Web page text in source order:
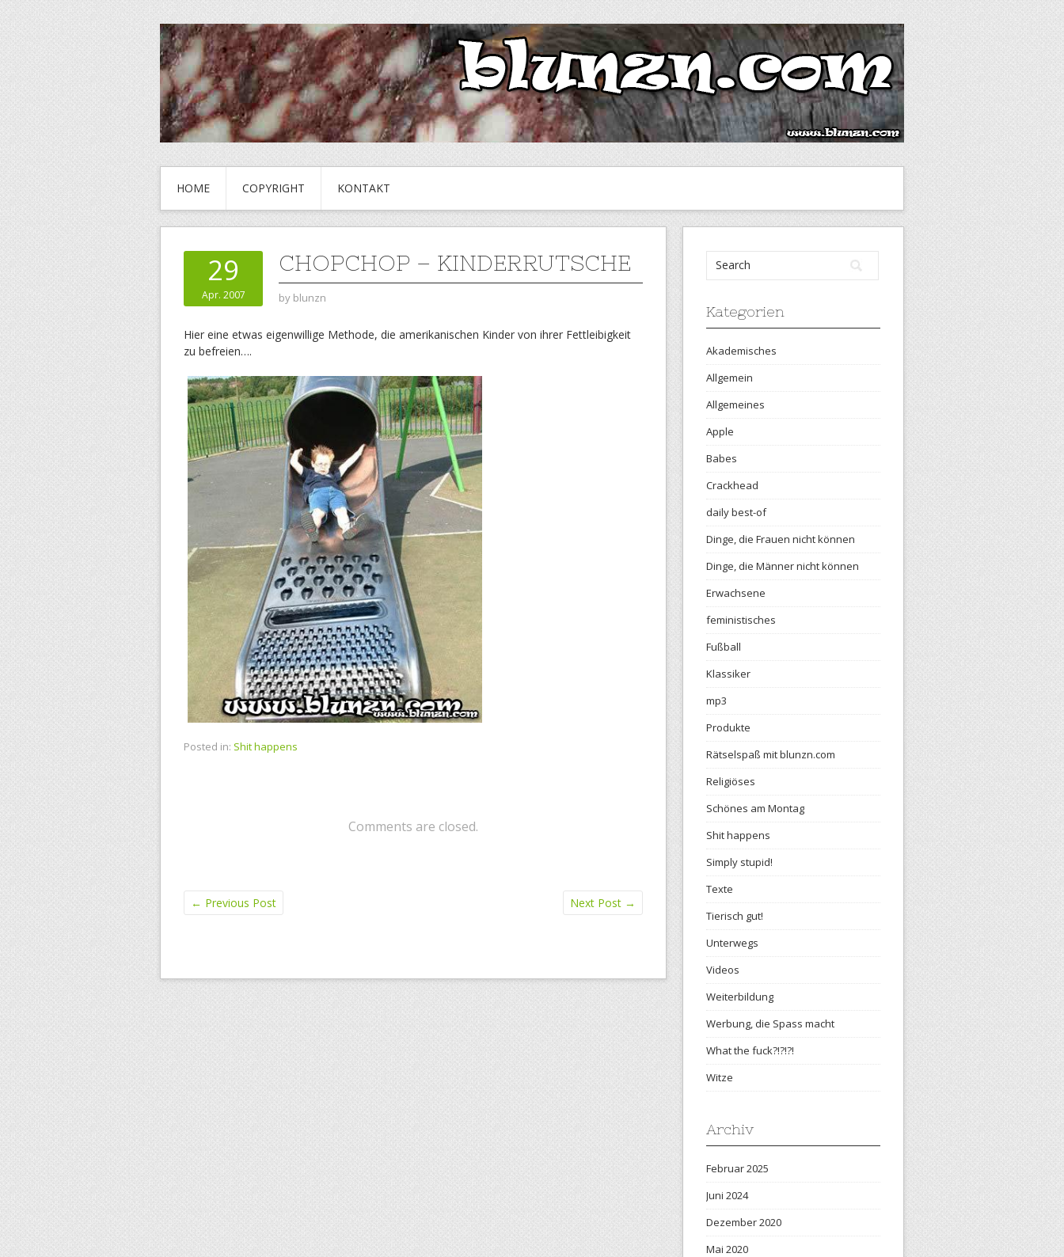
HOME COPYRIGHT KONTAKT
29
Apr. 2007
CHOPCHOP – KINDERRUTSCHE
by blunzn
Hier eine etwas eigenwillige Methode, die amerikanischen Kinder von ihrer Fettleibigkeit
zu befreien….
Posted in: Shit happens
Comments are closed.
← Previous Post Next Post →
Kategorien
Akademisches
Allgemein
Allgemeines
Apple
Babes
Crackhead
daily best-of
Dinge, die Frauen nicht können
Dinge, die Männer nicht können
Erwachsene
feministisches
Fußball
Klassiker
mp3
Produkte
Rätselspaß mit blunzn.com
Religiöses
Schönes am Montag
Shit happens
Simply stupid!
Texte
Tierisch gut!
Unterwegs
Videos
Weiterbildung
Werbung, die Spass macht
What the fuck?!?!?!
Witze
Archiv
Februar 2025
Juni 2024
Dezember 2020
Mai 2020